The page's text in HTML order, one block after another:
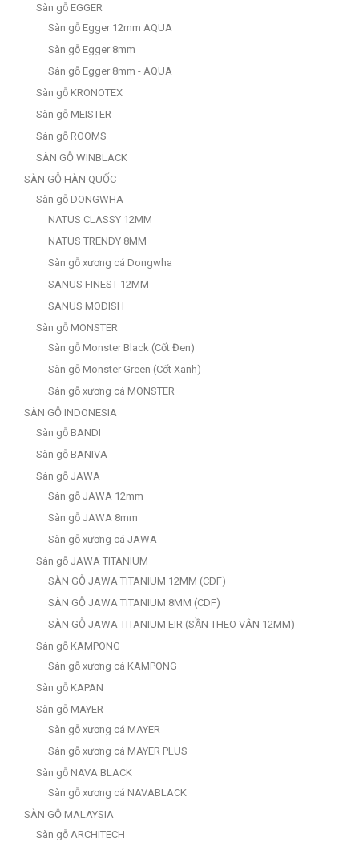
Sàn gỗ EGGER
Sàn gỗ Egger 12mm AQUA
Sàn gỗ Egger 8mm
Sàn gỗ Egger 8mm - AQUA
Sàn gỗ KRONOTEX
Sàn gỗ MEISTER
Sàn gỗ ROOMS
SÀN GỖ WINBLACK
SÀN GỖ HÀN QUỐC
Sàn gỗ DONGWHA
NATUS CLASSY 12MM
NATUS TRENDY 8MM
Sàn gỗ xương cá Dongwha
SANUS FINEST 12MM
SANUS MODISH
Sàn gỗ MONSTER
Sàn gỗ Monster Black (Cốt Đen)
Sàn gỗ Monster Green (Cốt Xanh)
Sàn gỗ xương cá MONSTER
SÀN GỖ INDONESIA
Sàn gỗ BANDI
Sàn gỗ BANIVA
Sàn gỗ JAWA
Sàn gỗ JAWA 12mm
Sàn gỗ JAWA 8mm
Sàn gỗ xương cá JAWA
Sàn gỗ JAWA TITANIUM
SÀN GỖ JAWA TITANIUM 12MM (CDF)
SÀN GỖ JAWA TITANIUM 8MM (CDF)
SÀN GỖ JAWA TITANIUM EIR (SẦN THEO VÂN 12MM)
Sàn gỗ KAMPONG
Sàn gỗ xương cá KAMPONG
Sàn gỗ KAPAN
Sàn gỗ MAYER
Sàn gỗ xương cá MAYER
Sàn gỗ xương cá MAYER PLUS
Sàn gỗ NAVA BLACK
Sàn gỗ xương cá NAVABLACK
SÀN GỖ MALAYSIA
Sàn gỗ ARCHITECH